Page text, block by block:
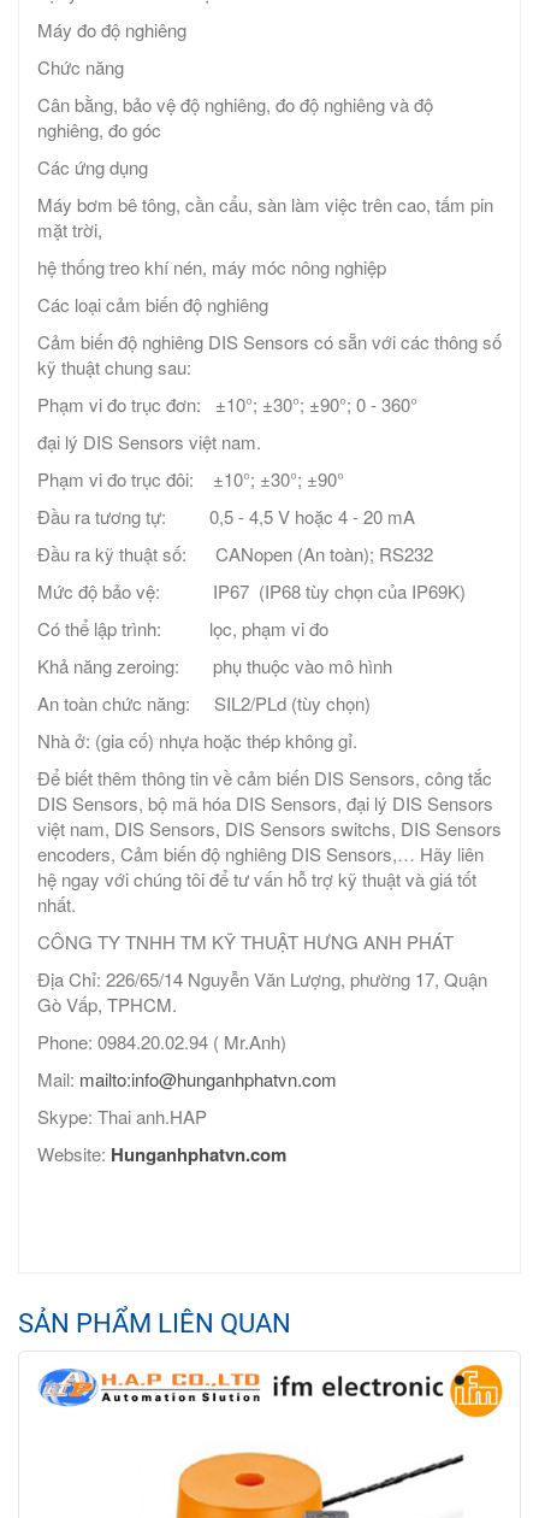
Máy đo độ nghiêng
Chức năng
Cân bằng, bảo vệ độ nghiêng, đo độ nghiêng và độ
nghiêng, đo góc
Các ứng dụng
Máy bơm bê tông, cần cẩu, sàn làm việc trên cao, tấm pin
mặt trời,
hệ thống treo khí nén, máy móc nông nghiệp
Các loại cảm biến độ nghiêng
Cảm biến độ nghiêng DIS Sensors có sẵn với các thông số
kỹ thuật chung sau:
Phạm vi đo trục đơn: ±10°; ±30°; ±90°; 0 - 360°
đại lý DIS Sensors việt nam.
Phạm vi đo trục đôi: ±10°; ±30°; ±90°
Đầu ra tương tự: 0,5 - 4,5 V hoặc 4 - 20 mA
Đầu ra kỹ thuật số: CANopen (An toàn); RS232
Mức độ bảo vệ: IP67 (IP68 tùy chọn của IP69K)
Có thể lập trình: lọc, phạm vi đo
Khả năng zeroing: phụ thuộc vào mô hình
An toàn chức năng: SIL2/PLd (tùy chọn)
Nhà ở: (gia cố) nhựa hoặc thép không gỉ.
Để biết thêm thông tin về cảm biến DIS Sensors, công tắc
DIS Sensors, bộ mã hóa DIS Sensors, đại lý DIS Sensors
việt nam, DIS Sensors, DIS Sensors switchs, DIS Sensors
encoders, Cảm biến độ nghiêng DIS Sensors,… Hãy liên
hệ ngay với chúng tôi để tư vấn hỗ trợ kỹ thuật và giá tốt
nhất.
CÔNG TY TNHH TM KỸ THUẬT HƯNG ANH PHÁT
Địa Chỉ: 226/65/14 Nguyễn Văn Lượng, phường 17, Quận
Gò Vấp, TPHCM.
Phone: 0984.20.02.94 ( Mr.Anh)
Mail: mailto:info@hunganhphatvn.com
Skype: Thai anh.HAP
Website: Hunganhphatvn.com
SẢN PHẨM LIÊN QUAN